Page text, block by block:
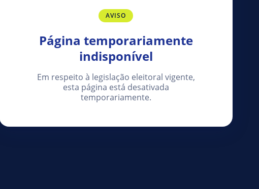
AVISO
Página temporariamente
indisponível
Em respeito à legislação eleitoral vigente,
esta página está desativada
temporariamente.